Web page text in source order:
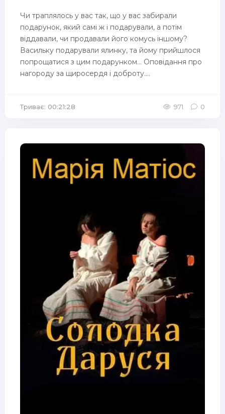
Чи траплялось у вас так, що у вас забирали
подарунок, який самі ж і подарували, а потім
віддавали, чи продавали його комусь іншому?
Васильку подарували ялинку, та йому прийшлося
попрощатися з цим подарунком... Оповідання про
нагороду за щиросердя і доброту....
Триває: 00:21:28 971 0